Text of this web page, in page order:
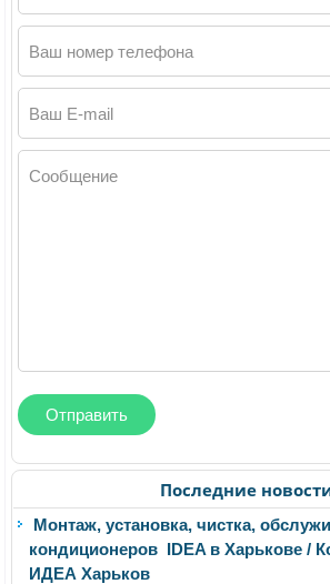
Ваш номер телефона
Ваш E-mail
Сообщение
Последние
Монтаж, установка, чистка,
кондиционеров IDEA в Харькове /
ИДЕА Харьков